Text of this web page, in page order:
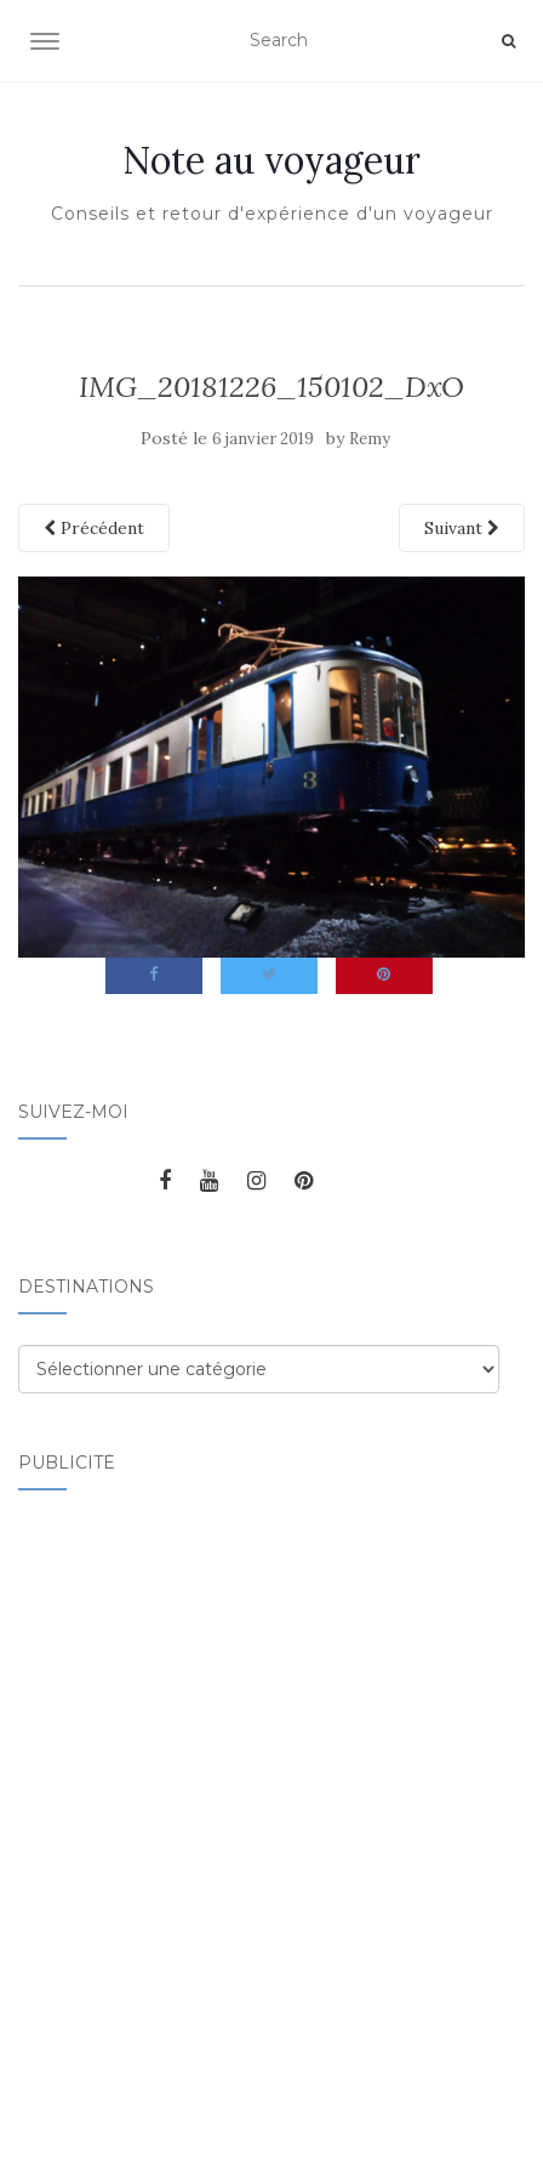
OUVRIR/FERMER LA NAVIGATION
Note au voyageur
Conseils et retour d'expérience d'un voyageur
IMG_20181226_150102_DxO
Posté le 6 janvier 2019 by Remy
Précédent Suivant
SUIVEZ-MOI
DESTINATIONS
Destinations
PUBLICITÉ